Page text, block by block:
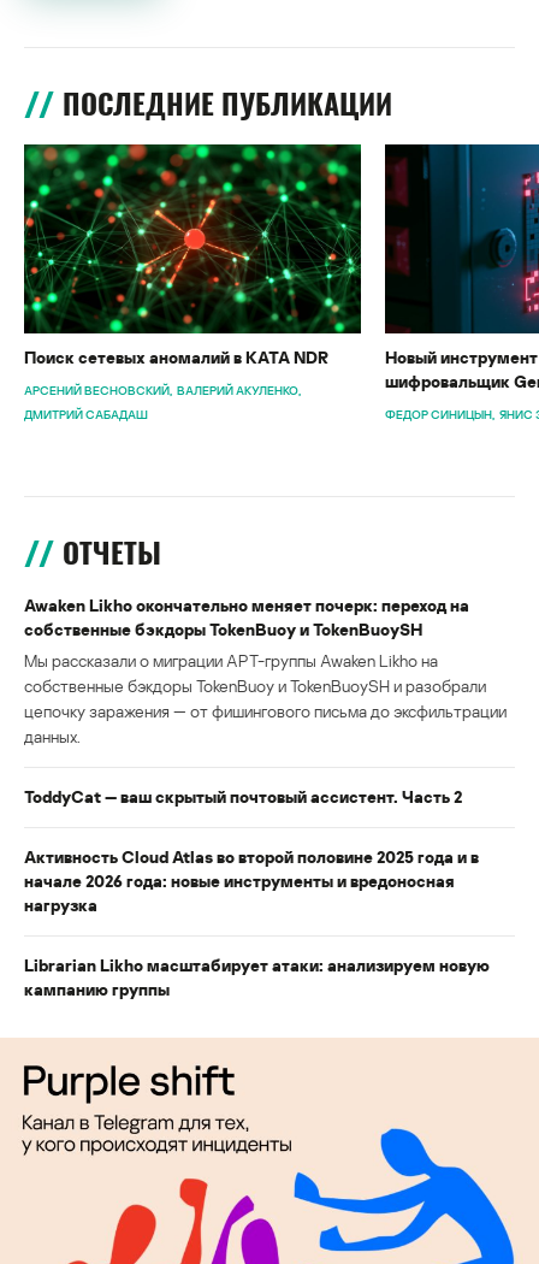
ПОСЛЕДНИЕ ПУБЛИКАЦИИ
Поиск сетевых аномалий в KATA NDR
АРСЕНИЙ ВЕСНОВСКИЙ ВАЛЕРИЙ АКУЛЕНКО
ДМИТРИЙ САБАДАШ
Новый
шифровальщик
ФЕДОР СИНИЦЫН ЯНИС
ОТЧЕТЫ
Awaken Likho окончательно меняет почерк: переход на
собственные бэкдоры TokenBuoy и TokenBuoySH
Мы рассказали о миграции APT-группы Awaken Likho на
собственные бэкдоры TokenBuoy и TokenBuoySH и разобрали
цепочку заражения — от фишингового письма до эксфильтрации
данных.
ToddyCat — ваш скрытый почтовый ассистент. Часть 2
Активность Cloud Atlas во второй половине 2025 года и в
начале 2026 года: новые инструменты и вредоносная
нагрузка
Librarian Likho масштабирует атаки: анализируем новую
кампанию группы